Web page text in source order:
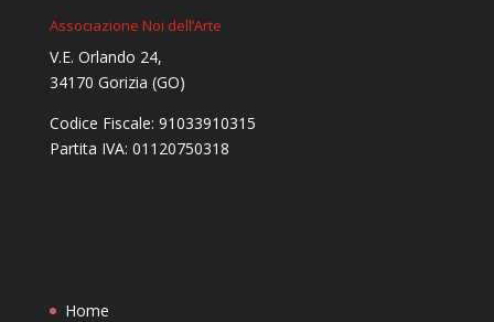
Associazione Noi dell’Arte
V.E. Orlando 24,
34170 Gorizia (GO)
Codice Fiscale: 91033910315
Partita IVA: 01120750318
Home